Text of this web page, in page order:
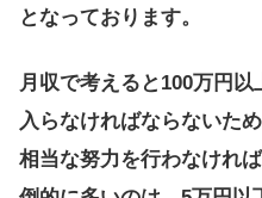
となっております。
月収で考えると100万円
入らなければならないた
相当な努力を行わなけれ